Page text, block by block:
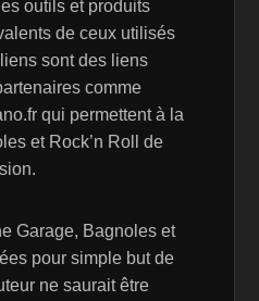
outils et produits
de ceux utilisés
sont des liens
comme
qui permettent à la
et Rock’n Roll de
Garage, Bagnoles et
pour simple but de
ne saurait être